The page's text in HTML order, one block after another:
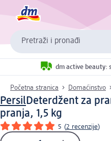
Pretraži i pronađi
dm active beauty:
Početna stranica Domaćinstvo
PersilDeterdžent za
pranja, 1,5 kg
5 (2 recenzije)